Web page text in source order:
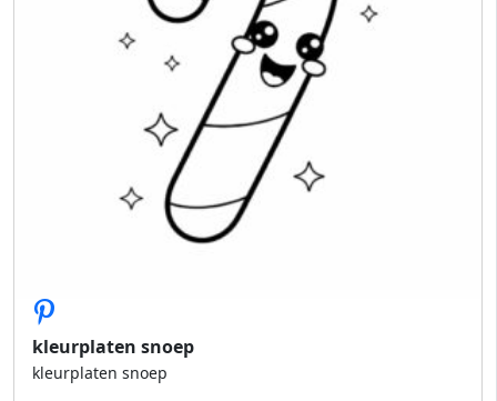
kleurplaten snoep
kleurplaten snoep